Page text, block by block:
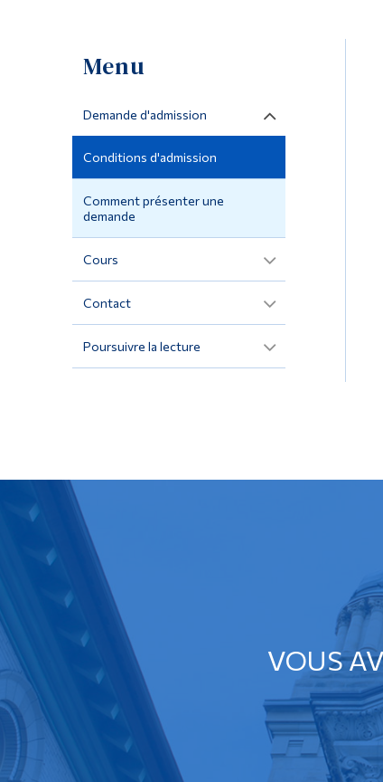
Menu
Demande d'admission
Conditions d'admission
Comment présenter une
demande
Cours
Contact
Poursuivre la lecture
VOUS